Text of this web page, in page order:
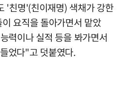
'친명'(친이재명) 색채가 강한
요직을 돌아가면서 맡았
력이나 실적 등을 봐가면서
었다"고 덧붙였다.